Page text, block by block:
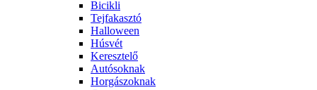
Bicikli
Tejfakasztó
Halloween
Húsvét
Keresztelő
Autósoknak
Horgászoknak